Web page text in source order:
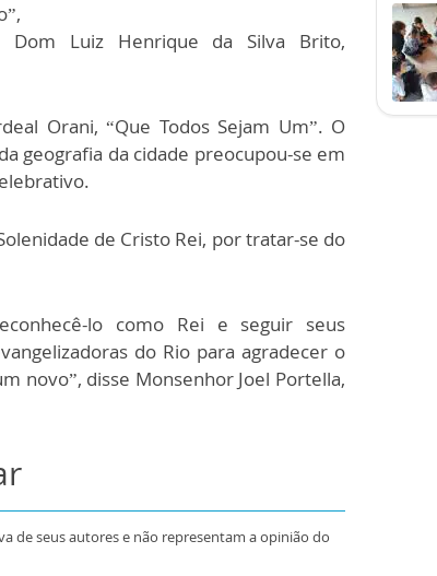
Dom Luiz Henrique da Silva Brito,
Orani, “Que Todos Sejam Um”. O
geografia da cidade preocupou-se em
de Cristo Rei, por tratar-se do
lo como Rei e seguir seus
do Rio para agradecer o
novo”, disse Monsenhor Joel Portella,
de seus autores e não representam a opinião do